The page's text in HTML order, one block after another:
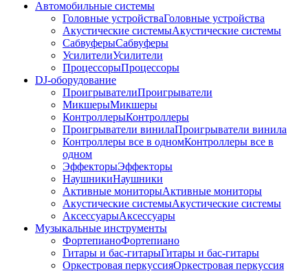
Автомобильные системы
Головные устройстваГоловные устройства
Акустические системыАкустические системы
СабвуферыСабвуферы
УсилителиУсилители
ПроцессорыПроцессоры
DJ-оборудование
ПроигрывателиПроигрыватели
МикшерыМикшеры
КонтроллерыКонтроллеры
Проигрыватели винилаПроигрыватели винила
Контроллеры все в одномКонтроллеры все в
одном
ЭффекторыЭффекторы
НаушникиНаушники
Активные мониторыАктивные мониторы
Акустические системыАкустические системы
АксессуарыАксессуары
Музыкальные инструменты
ФортепианоФортепиано
Гитары и бас-гитарыГитары и бас-гитары
Оркестровая перкуссияОркестровая перкуссия